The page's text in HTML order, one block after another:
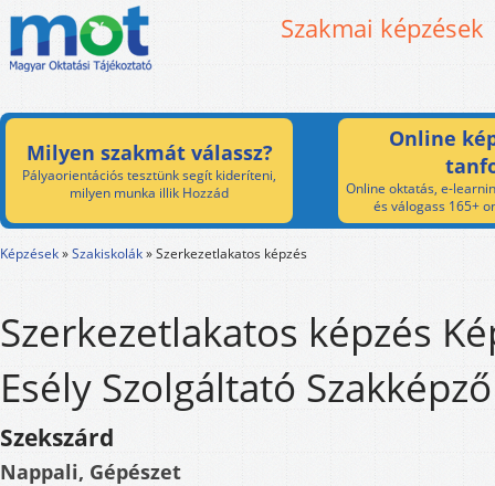
Szakmai képzések
Milyen szakmát válassz?
Pályaorientációs tesztünk segít kideríteni,
milyen munka illik Hozzád
Online
Online oktatás, e-
és válogass 165+
Képzések»Szakiskolák»Szerkezetlakatos képzés
Szerkezetlakatos képzés
Esély Szolgáltató
Szekszárd
Nappali, Gépészet